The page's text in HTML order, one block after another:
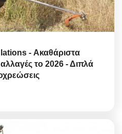
- Ακαθάριστα
το 2026 - Διπλά